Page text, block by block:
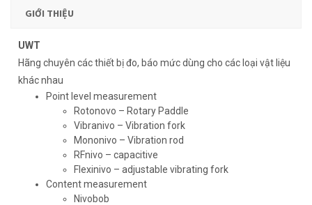
GIỚI THIỆU
UWT
Hãng chuyên các thiết bị đo, báo mức dùng cho các loại vật liệu
khác nhau
Point level measurement
Rotonovo – Rotary Paddle
Vibranivo – Vibration fork
Mononivo – Vibration rod
RFnivo – capacitive
Flexinivo – adjustable vibrating fork
Content measurement
Nivobob